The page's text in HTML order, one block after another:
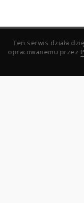
Ten serwis działa
opracowanemu przez